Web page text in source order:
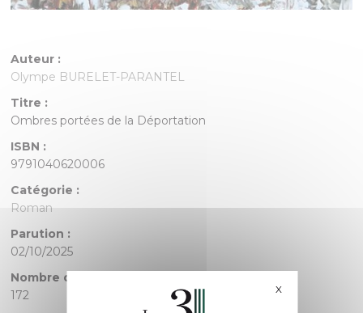
Auteur :
Olympe BURELET-PARANTEL
Titre :
Ombres portées de la Déportation
ISBN :
9791040620006
Catégorie :
Roman
Parution :
02/10/2025
Nombre de pages :
172
XMasquer le